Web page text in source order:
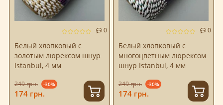
0
Белый хлопковый с
золотым люрексом шнур
Istanbul, 4 мм
249 грн. -30%
174 грн.
0
Белый хлопковый с
многоцветным люрексом
шнур Istanbul, 4 мм
249 грн. -30%
174 грн.